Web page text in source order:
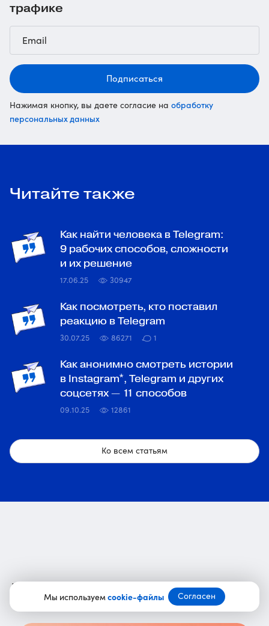
Мы используемcookie-файлы Согласен
трафике
Подписаться
Нажимая кнопку, вы даете согласие на обработку
персональных данных
Читайте также
Как найти человека в Telegram:
9 рабочих способов, сложности
и их решение
17.06.25 30947
Как посмотреть, кто поставил
реакцию в Telegram
30.07.25 86271 1
Как анонимно смотреть истории
в Instagram*, Telegram и других
соцсетях — 11 способов
09.10.25 12861
Ко всем статьям
Лучшие статьи за месяц